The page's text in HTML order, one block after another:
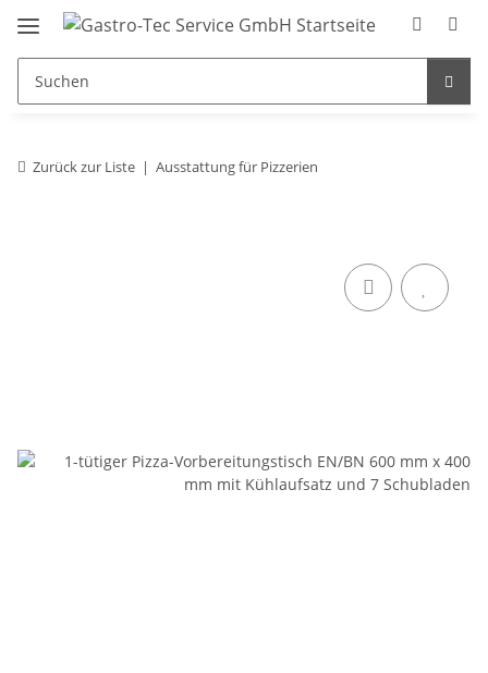
Zurück zur Liste Ausstattung für Pizzerien